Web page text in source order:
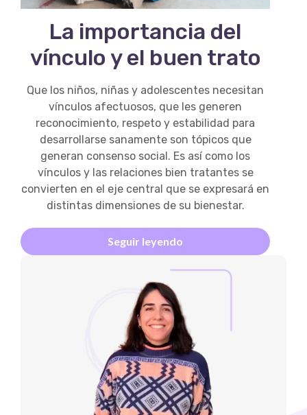
La importancia del
vínculo y el buen trato
Que los niños, niñas y adolescentes necesitan
vínculos afectuosos, que les generen
reconocimiento, respeto y estabilidad para
desarrollarse sanamente son tópicos que
generan consenso social. Es así como los
vínculos y las relaciones bien tratantes se
convierten en el eje central que se expresará en
distintas dimensiones de su bienestar.
Seguir leyendo